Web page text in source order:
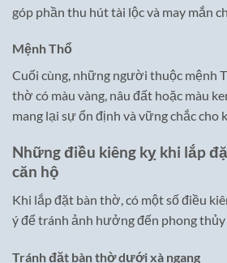
góp phần thu hút tài lộc và may mắn
Mệnh Thổ
Cuối cùng, những người thuộc mệnh
thờ có màu vàng, nâu đất hoặc màu
mang lại sự ổn định và vững chắc cho
Những điều kiêng kỵ khi lắp
căn hộ
Khi lắp đặt bàn thờ, có một số điều
ý để tránh ảnh hưởng đến phong thủy
Tránh đặt bàn thờ dưới xà ngang